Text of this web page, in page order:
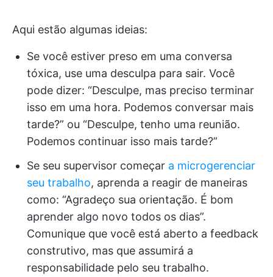
Aqui estão algumas ideias:
Se você estiver preso em uma conversa
tóxica, use uma desculpa para sair. Você
pode dizer: “Desculpe, mas preciso terminar
isso em uma hora. Podemos conversar mais
tarde?” ou “Desculpe, tenho uma reunião.
Podemos continuar isso mais tarde?”
Se seu supervisor começar a microgerenciar
seu trabalho, aprenda a reagir de maneiras
como: “Agradeço sua orientação. É bom
aprender algo novo todos os dias”.
Comunique que você está aberto a feedback
construtivo, mas que assumirá a
responsabilidade pelo seu trabalho.